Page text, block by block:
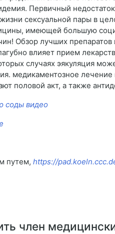
Первичный
сексуальной пары в
имеющей большую
Обзор лучших
влияет прием
случаях эякуляция
медикаментозное
половой акт, а также
соды видео
путем, https://
член